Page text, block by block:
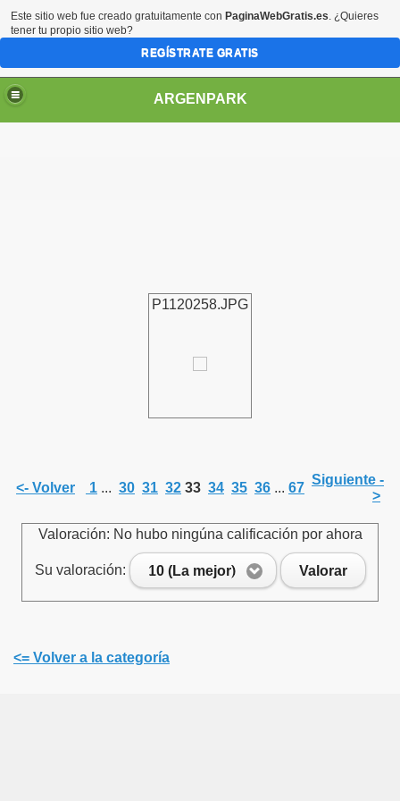
ARGENPARK
P1120258.JPG
<- Volver 1 ... 30 31 32 33 34 35 36 ... 67
Siguiente -
>
Valoración: No hubo ningúna calificación por ahora
Su valoración: 10 (La mejor) Valorar
<= Volver a la categoría
Este sitio web fue creado gratuitamente con PaginaWebGratis.es. ¿Quieres
tener tu propio sitio web?
REGÍSTRATE GRATIS